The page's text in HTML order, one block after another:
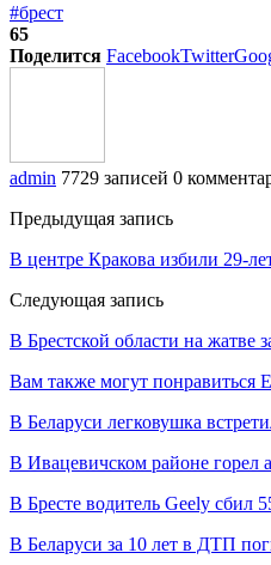
#брест
65
Поделится FacebookTwitter
admin 7729 записей 0
Предыдущая запись
В центре Кракова избили 29-
Следующая запись
В Брестской области на жатве
Вам также могут понравиться
В Беларуси легковушка
В Ивацевичском районе горел
В Бресте водитель Geely
В Беларуси за 10 лет в ДТП